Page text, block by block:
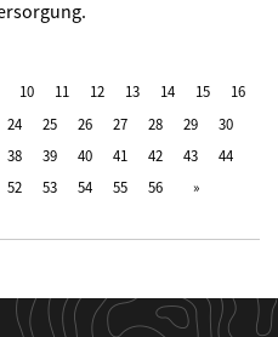
10 11 12 13 14 15
16
24 25 26 27 28 29
30
38 39 40 41 42 43
44
52 53 54 55 56